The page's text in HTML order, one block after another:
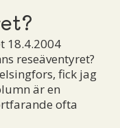
18.4.2004
reseäventyret?
fick jag
är en
ofta